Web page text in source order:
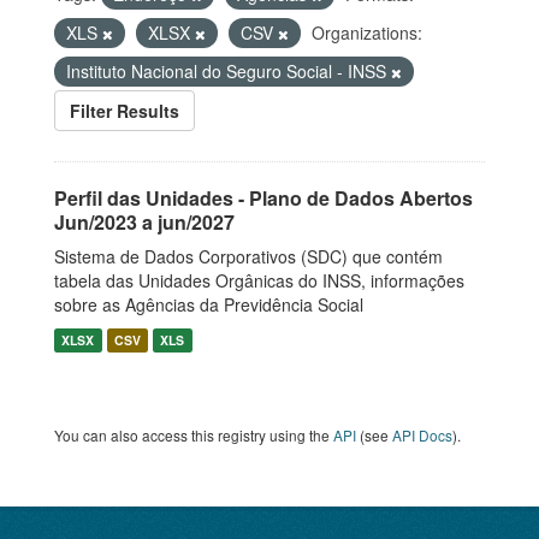
XLS
XLSX CSV
Organizations:
Instituto Nacional do Seguro Social - INSS
Filter Results
Perfil das Unidades - Plano de Dados Abertos
Jun/2023 a jun/2027
Sistema de Dados Corporativos (SDC) que contém
tabela das Unidades Orgânicas do INSS, informações
sobre as Agências da Previdência Social
XLSX CSV XLS
You can also access this registry using the API (see API Docs).